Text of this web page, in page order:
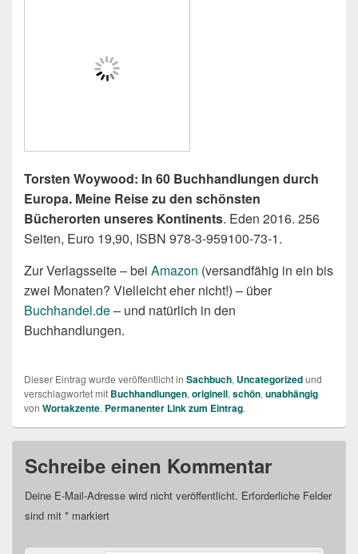
Torsten Woywood: In 60 Buchhandlungen durch
Europa. Meine Reise zu den schönsten
Bücherorten unseres Kontinents. Eden 2016. 256
Seiten, Euro 19,90, ISBN 978-3-959100-73-1.
Zur Verlagsseite – bei Amazon (versandfähig in ein bis
zwei Monaten? Vielleicht eher nicht!) – über
Buchhandel.de– und natürlich in den
Buchhandlungen.
Dieser Eintrag wurde veröffentlicht in Sachbuch, Uncategorizedund
verschlagwortet mit Buchhandlungen, originell, schön, unabhängig
von Wortakzente. Permanenter Link zum Eintrag.
Schreibe einen Kommentar
Deine E-Mail-Adresse wird nicht veröffentlicht. Erforderliche Felder
sind mit * markiert